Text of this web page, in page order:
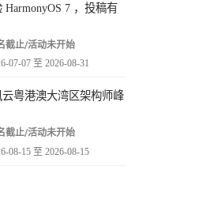
HarmonyOS 7 ，投稿有
截止/活动未开始
07-07 至 2026-08-31
云粤港澳大湾区架构师峰
截止/活动未开始
08-15 至 2026-08-15